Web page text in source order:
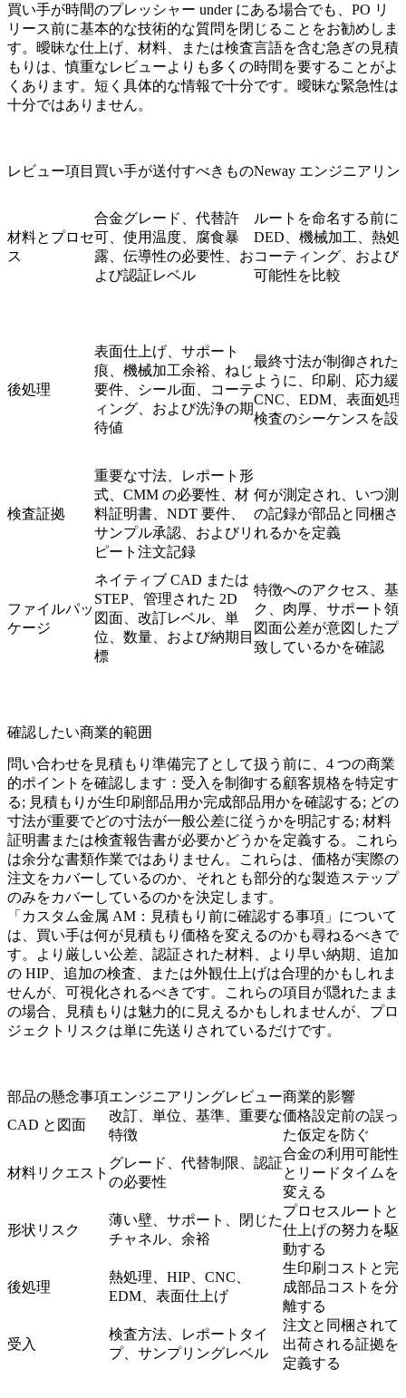
買い手が時間のプレッシャー under にある場合でも、PO リ
リース前に基本的な技術的な質問を閉じることをお勧めしま
す。曖昧な仕上げ、材料、または検査言語を含む急ぎの見積
もりは、慎重なレビューよりも多くの時間を要することがよ
くあります。短く具体的な情報で十分です。曖昧な緊急性は
十分ではありません。
レビュー項目 買い手が送付すべきものNeway エンジニアリン
材料とプロセ
ス
合金グレード、代替許
可、使用温度、腐食暴
露、伝導性の必要性、お
よび認証レベル
ルートを命名する前に
DED、機械加工、熱処
コーティング、および
可能性を比較
後処理
表面仕上げ、サポート
痕、機械加工余裕、ねじ
要件、シール面、コーテ
ィング、および洗浄の期
待値
最終寸法が制御された
ように、印刷、応力緩
CNC、EDM、表面処
検査のシーケンスを設
検査証拠
重要な寸法、レポート形
式、CMM の必要性、材
料証明書、NDT 要件、
サンプル承認、およびリ
ピート注文記録
何が測定され、いつ測
の記録が部品と同梱さ
れるかを定義
ファイルパッ
ケージ
ネイティブ CAD または
STEP、管理された 2D
図面、改訂レベル、単
位、数量、および納期目
標
特徴へのアクセス、基
ク、肉厚、サポート領
図面公差が意図したプ
致しているかを確認
確認したい商業的範囲
問い合わせを見積もり準備完了として扱う前に、4 つの商業
的ポイントを確認します：受入を制御する顧客規格を特定す
る; 見積もりが生印刷部品用か完成部品用かを確認する; どの
寸法が重要でどの寸法が一般公差に従うかを明記する; 材料
証明書または検査報告書が必要かどうかを定義する。これら
は余分な書類作業ではありません。これらは、価格が実際の
注文をカバーしているのか、それとも部分的な製造ステップ
のみをカバーしているのかを決定します。
「カスタム金属 AM：見積もり前に確認する事項」について
は、買い手は何が見積もり価格を変えるのかも尋ねるべきで
す。より厳しい公差、認証された材料、より早い納期、追加
の HIP、追加の検査、または外観仕上げは合理的かもしれま
せんが、可視化されるべきです。これらの項目が隠れたまま
の場合、見積もりは魅力的に見えるかもしれませんが、プロ
ジェクトリスクは単に先送りされているだけです。
部品の懸念事項エンジニアリングレビュー商業的影響
CAD と図面
改訂、単位、基準、重要な
特徴
価格設定前の誤っ
た仮定を防ぐ
材料リクエスト
グレード、代替制限、認証
の必要性
合金の利用可能性
とリードタイムを
変える
形状リスク
薄い壁、サポート、閉じた
チャネル、余裕
プロセスルートと
仕上げの努力を駆
動する
後処理
熱処理、HIP、CNC、
EDM、表面仕上げ
生印刷コストと完
成部品コストを分
離する
受入
検査方法、レポートタイ
プ、サンプリングレベル
注文と同梱されて
出荷される証拠を
定義する